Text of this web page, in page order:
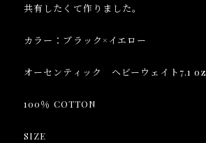
共有したくて作りました。
カラー：ブラック×イエロー
オーセンティック ヘビーウェイト7.1 oz
100％ COTTON
SIZE